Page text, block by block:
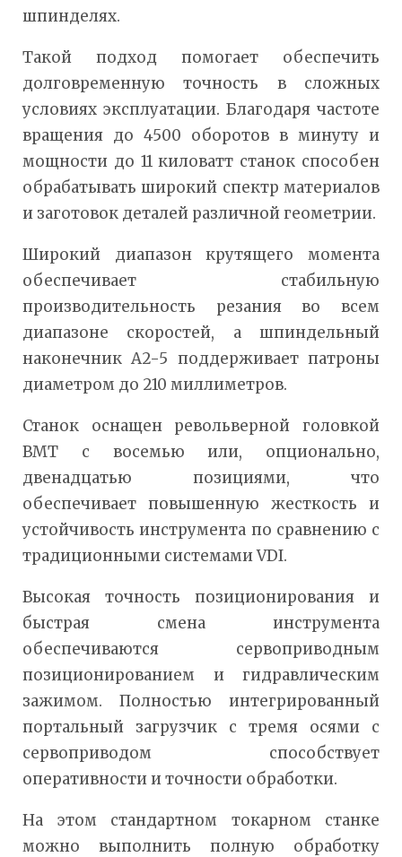
шпинделях.
Такой подход помогает обеспечить
долговременную точность в сложных
условиях эксплуатации. Благодаря частоте
вращения до 4500 оборотов в минуту и
мощности до 11 киловатт станок способен
обрабатывать широкий спектр материалов
и заготовок деталей различной геометрии.
Широкий диапазон крутящего момента
обеспечивает стабильную
производительность резания во всем
диапазоне скоростей, а шпиндельный
наконечник A2-5 поддерживает патроны
диаметром до 210 миллиметров.
Станок оснащен револьверной головкой
BMT с восемью или, опционально,
двенадцатью позициями, что
обеспечивает повышенную жесткость и
устойчивость инструмента по сравнению с
традиционными системами VDI.
Высокая точность позиционирования и
быстрая смена инструмента
обеспечиваются сервоприводным
позиционированием и гидравлическим
зажимом. Полностью интегрированный
портальный загрузчик с тремя осями с
сервоприводом способствует
оперативности и точности обработки.
На этом стандартном токарном станке
можно выполнить полную обработку